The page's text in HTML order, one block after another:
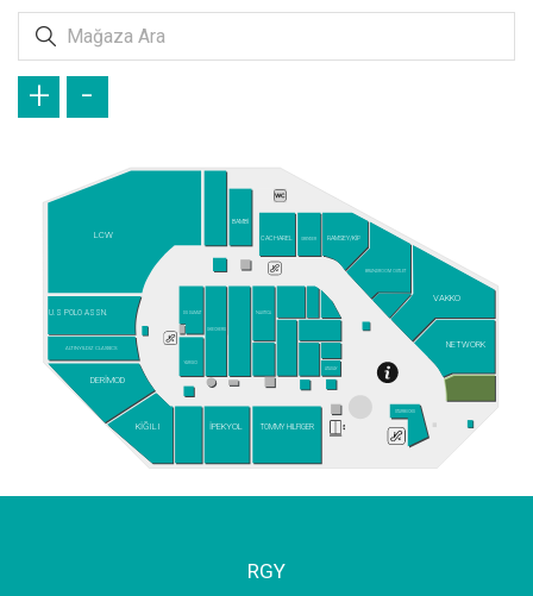
ALTINYILDIZ CLASSICS
ATASAY
BAMBİ
BRANDROOM OUTLET
CACHAREL
DERİMOD
DS DAMAT
GREYDER
İPEKYOL
KİĞILI
LCW
NAUTICA
NETWORK
RAMSEY/KİP
SKECHERS
STARBUCKS
TOMMY HILFIGER
U.S POLO ASSN.
VAKKO
YARGICI
+ -
RGY